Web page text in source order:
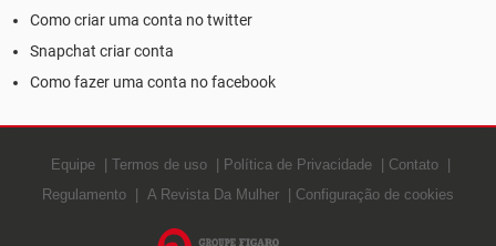
Como criar uma conta no twitter
Snapchat criar conta
Como fazer uma conta no facebook
Equipe Termos de uso Política de Privacidade
Contato
Regulamento
A Revista Da Mulher Configuração de cookies